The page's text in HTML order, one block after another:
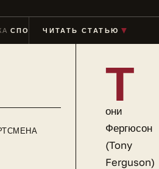
СПОРТСМЕНЫ ЧТЕНИЕ
ЧИТАТЬ СТАТЬЮ ▼
Т
они
Фергюсон
(Tony
Ferguson)